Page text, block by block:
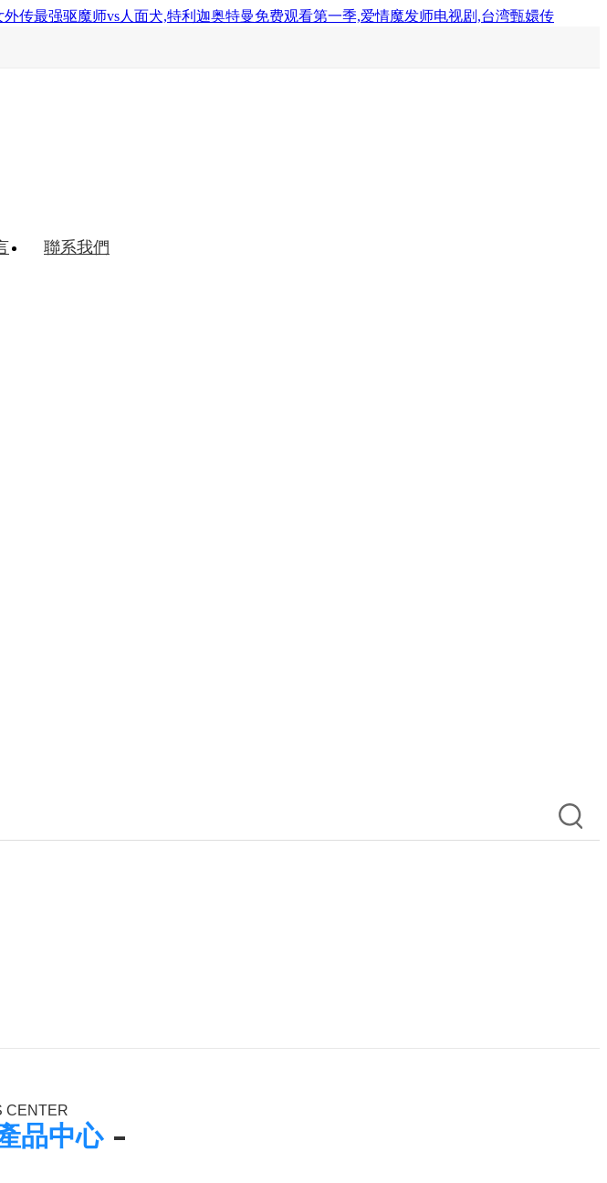
传最强驱魔师vs人面犬,特利迦奥特曼免费观看第一季,爱情魔发师电视剧,台湾甄嬛传
聯系我們
CENTER
品中心